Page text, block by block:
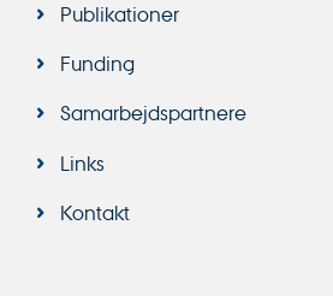
Publikationer
Funding
Samarbejdspartnere
Links
Kontakt